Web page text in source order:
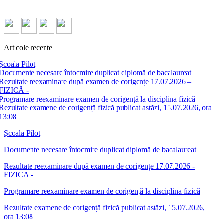
Articole recente
Pilot
necesare întocmire duplicat diplomă de bacalaureat
reexaminare după examen de corigențe 17.07.2026 –
-
reexaminare examen de corigență la disciplina fizică
examene de corigență fizică publicat astăzi, 15.07.2026, ora
Școala Pilot
Documente necesare întocmire duplicat diplomă de bacalaureat
Rezultate reexaminare după examen de corigențe 17.07.2026 -
FIZICĂ -
Programare reexaminare examen de corigență la disciplina fizică
Rezultate examene de corigență fizică publicat astăzi, 15.07.2026,
ora 13:08